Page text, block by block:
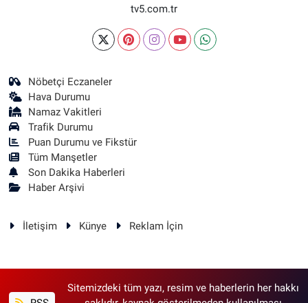
tv5.com.tr
Nöbetçi Eczaneler
Hava Durumu
Namaz Vakitleri
Trafik Durumu
Puan Durumu ve Fikstür
Tüm Manşetler
Son Dakika Haberleri
Haber Arşivi
İletişim Künye Reklam İçin
Sitemizdeki tüm yazı, resim ve haberlerin her hakkı